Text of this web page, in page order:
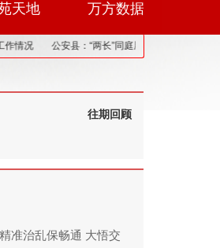
天地 万方数据
公安县：“两长”同庭履职，“亮剑”职务犯罪
往期回顾
准治乱保畅通 大悟交